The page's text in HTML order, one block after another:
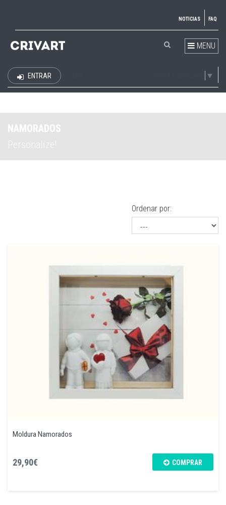
NOTICIAS FAQ
MENU
▼
ENTRAR
NAMORADOS
Ordenar por:
Moldura Namorados
29,90€ COMPRAR